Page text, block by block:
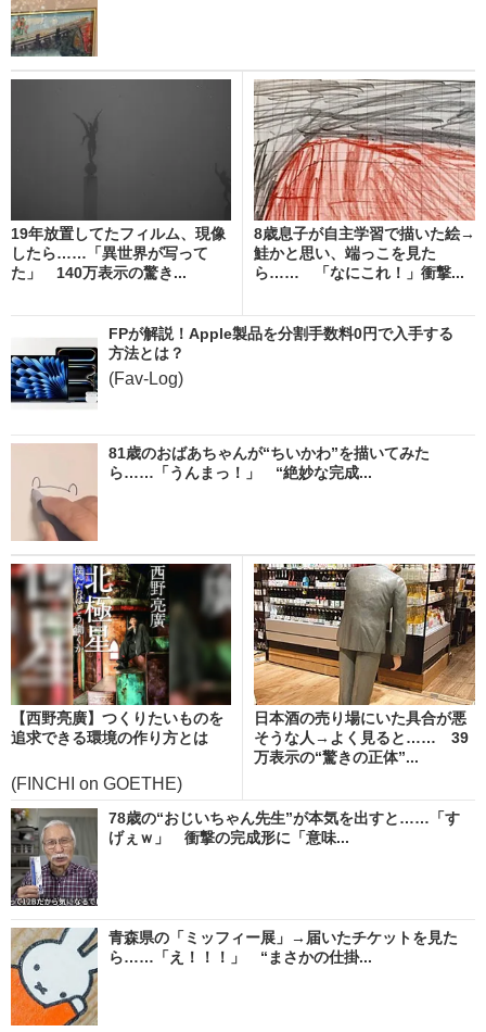
19年放置してたフィルム、現像
したら……「異世界が写って
た」 140万表示の驚き...
8歳息子が自主学習で描いた絵→
鮭かと思い、端っこを見た
ら…… 「なにこれ！」衝撃...
FPが解説！Apple製品を分割手数料0円で入手する
方法とは？
(Fav-Log)
81歳のおばあちゃんが“ちいかわ”を描いてみた
ら……「うんまっ！」 “絶妙な完成...
【西野亮廣】つくりたいものを
追求できる環境の作り方とは
(FINCHI on GOETHE)
日本酒の売り場にいた具合が悪
そうな人→よく見ると…… 39
万表示の“驚きの正体”...
78歳の“おじいちゃん先生”が本気を出すと……「す
げぇｗ」 衝撃の完成形に「意味...
青森県の「ミッフィー展」→届いたチケットを見た
ら……「え！！！」 “まさかの仕掛...